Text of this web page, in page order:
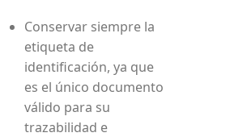
Conservar siempre la
etiqueta de
identificación, ya que
es el único documento
válido para su
trazabilidad e